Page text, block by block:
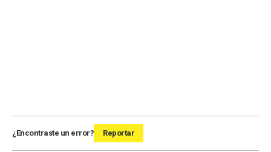
¿Encontraste un error? Reportar